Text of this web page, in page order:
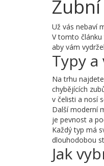
Už vás nebaví
V tomto
aby vám
Typy
Na trhu
chybějících
v čelisti a nosí
Další moderní
je pevnost a
Každý typ má
dlouhodobou
Jak